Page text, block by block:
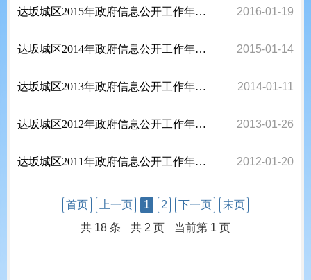
达坂城区2015年政府信息公开工作年度报告 2016-01-19
达坂城区2014年政府信息公开工作年度报告 2015-01-14
达坂城区2013年政府信息公开工作年度报告 2014-01-11
达坂城区2012年政府信息公开工作年度报告 2013-01-26
达坂城区2011年政府信息公开工作年度报告 2012-01-20
首页 上一页 1 2 下一页
末页
共 18 条
共 2 页 当前第 1 页